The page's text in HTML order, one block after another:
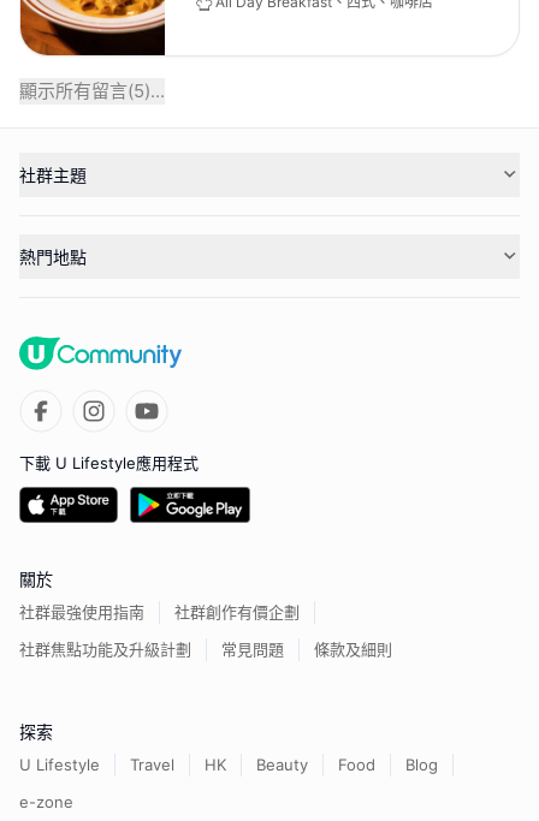
顯示所有留言(5)...
社群主題
熱門地點
下載 U Lifestyle應用程式
關於
社群最強使用指南
社群創作有價企劃
社群焦點功能及升級計劃
常見問題 條款及細則
探索
U Lifestyle Travel HK Beauty Food
Blog
e-zone